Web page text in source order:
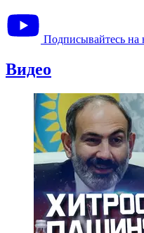
Подписывайтесь на
Видео